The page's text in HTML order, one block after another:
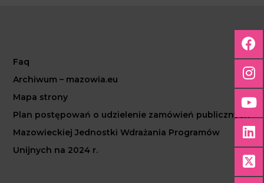
Faq
Archiwum – mazowia.eu
Mapa strony
Plan postępowań o udzielenie zamówień publicznych
Mazowieckiej Jednostki Wdrażania Programów
Unijnych na 2024 r.